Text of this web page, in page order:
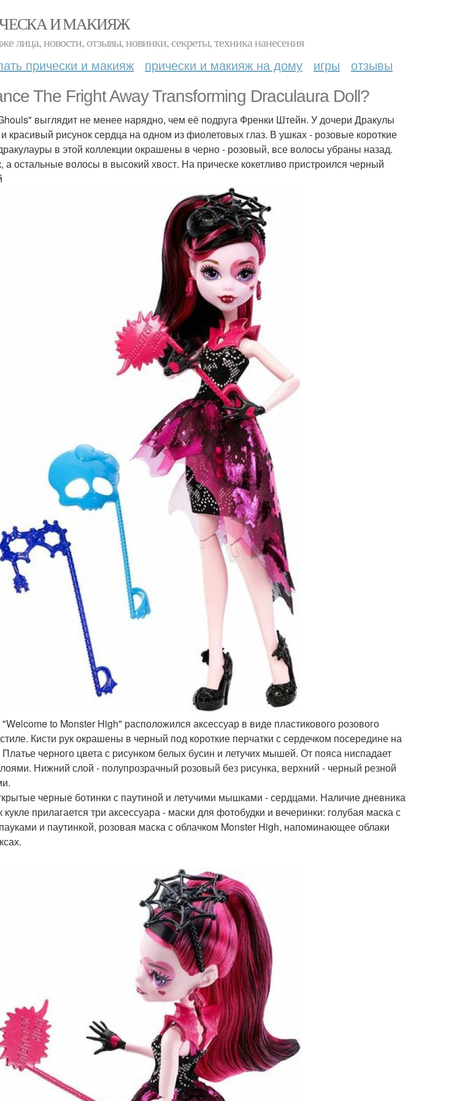
И МАКИЯЖ
лица, новости, отзывы, новинки, секреты, техника нанесения
прически и макияж прически и макияж на дому игры отзывы
The Fright Away Transforming Draculaura Doll?
выглядит не менее нарядно, чем её подруга Френки Штейн. У дочери Дракулы
рисунок сердца на одном из фиолетовых глаз. В ушках - розовые короткие
в этой коллекции окрашены в черно - розовый, все волосы убраны назад.
остальные волосы в высокий хвост. На прическе кокетливо пристроился черный
to Monster High" расположился аксессуар в виде пластикового розового
Кисти рук окрашены в черный под короткие перчатки с сердечком посередине на
черного цвета с рисунком белых бусин и летучих мышей. От пояса ниспадает
Нижний слой - полупрозрачный розовый без рисунка, верхний - черный резной
черные ботинки с паутиной и летучими мышками - сердцами. Наличие дневника
кукле прилагается три аксессуара - маски для фотобудки и вечеринки: голубая маска с
и паутинкой, розовая маска с облачком Monster High, напоминающее облаки